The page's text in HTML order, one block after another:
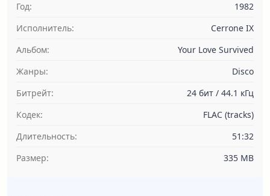
Год:
1982
Исполнитель:
Cerrone IX
Альбом:
Your Love Survived
Жанры:
Disco
Битрейт:
24 бит / 44.1 кГц
Кодек:
FLAC (tracks)
Длительность:
51:32
Размер:
335 MB